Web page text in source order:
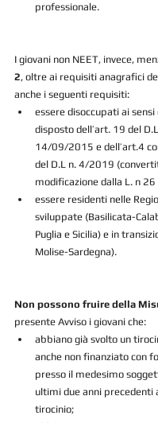
professionale.
I giovani non NEET, invece,
2, oltre ai requisiti anagrafici
anche i seguenti requisiti:
essere disoccupati ai
disposto dell’art. 19 del
14/09/2015 e dell’art.4
del D.L n. 4/2019
modificazione dalla L. n
essere residenti nelle
sviluppate (Basilicata-
Puglia e Sicilia) e in
Molise-Sardegna).
Non possono fruire della
presente Avviso i giovani che:
abbiano già svolto un
anche non finanziato con
presso il medesimo
ultimi due anni precedenti
tirocinio;